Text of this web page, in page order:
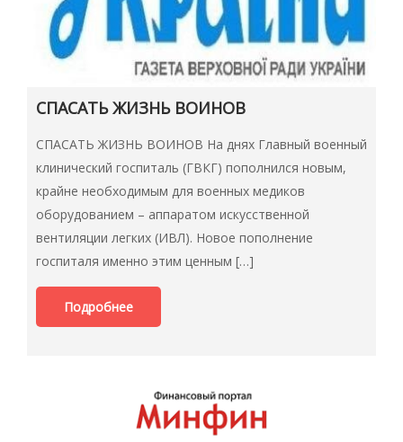
СПАСАТЬ ЖИЗНЬ ВОИНОВ
СПАСАТЬ ЖИЗНЬ ВОИНОВ На днях Главный военный
клинический госпиталь (ГВКГ) пополнился новым,
крайне необходимым для военных медиков
оборудованием – аппаратом искусственной
вентиляции легких (ИВЛ). Новое пополнение
госпиталя именно этим ценным […]
Подробнее